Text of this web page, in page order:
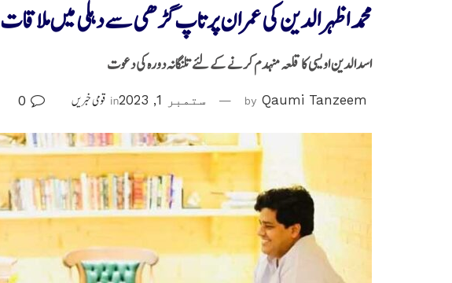
محمد اظہر الدین کی عمران پرتاپ گڑھی سے دہلی میں ملاقات
اسدالدین اویسی کا قلعہ منہدم کرنے کے لئے تلنگانہ دورہ کی دعوت
by Qaumi Tanzeem ستمبر 1, 2023 in قومی خبریں